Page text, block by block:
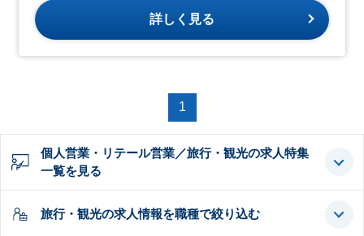
詳しく見る
1
個人営業・リテール営業／旅行・観光の求人特集
一覧を見る
旅行・観光の求人情報を職種で絞り込む